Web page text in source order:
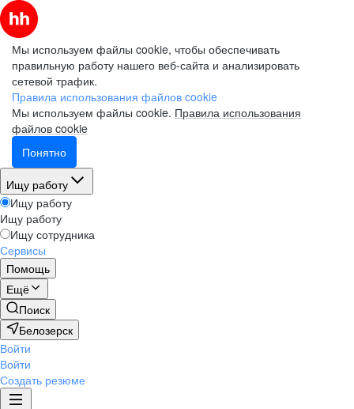
Мы используем файлы cookie, чтобы обеспечивать
правильную работу нашего веб-сайта и анализировать
сетевой трафик.
Правила использования файлов cookie
Мы используем файлы cookie. Правила использования
файлов cookie
Понятно
Ищу работу
Ищу работу
Ищу работу
Ищу сотрудника
Сервисы
Помощь
Ещё
Поиск
Белозерск
Войти
Войти
Создать резюме